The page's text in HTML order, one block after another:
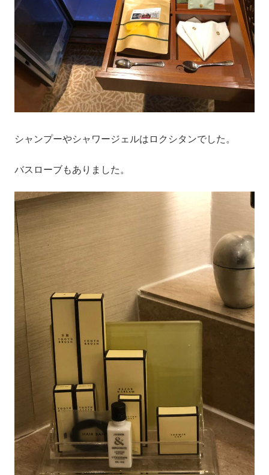
シャンプーやシャワージェルはロクシタンでした。
バスローブもありました。